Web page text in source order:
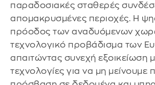
παραδοσιακές σταθερές
απομακρυσμένες περιοχές. Η
πρόοδος των αναδυόμενων
τεχνολογικό προβάδισμα των
απαιτώντας συνεχή εξοικείωση
τεχνολογίες για να μη μείνουμε